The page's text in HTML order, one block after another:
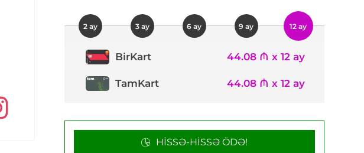
2 ay 3 ay 6 ay 9 ay 12 ay
BirKart 44.08 ₼ x 12 ay
TamKart 44.08 ₼ x 12 ay
HISSƏ-HISSƏ ÖDƏ!